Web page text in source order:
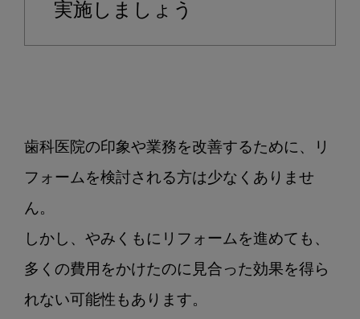
実施しましょう
歯科医院の印象や業務を改善するために、リ
フォームを検討される方は少なくありませ
ん。
しかし、やみくもにリフォームを進めても、
多くの費用をかけたのに見合った効果を得ら
れない可能性もあります。